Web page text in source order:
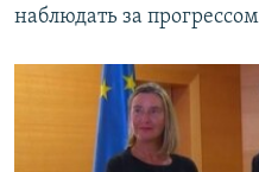
наблюдать за